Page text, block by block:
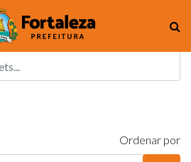
Ordenar por